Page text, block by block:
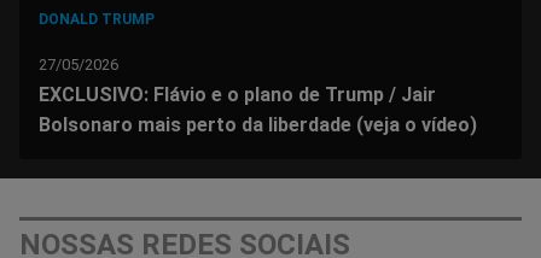
DONALD TRUMP
27/05/2026
EXCLUSIVO: Flávio e o plano de Trump / Jair
Bolsonaro mais perto da liberdade (veja o vídeo)
NOSSAS REDES SOCIAIS